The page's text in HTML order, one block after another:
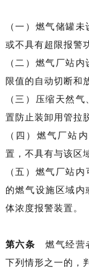
（一）燃气储罐
或不具有超限报警
（二）燃气厂站
限值的自动切断和
（三）压缩天然
置防止装卸用管拉
（四）燃气厂站
置，不具有与该区
（五）燃气厂站
的燃气设施区域
体浓度报警装置。
第六条 燃气经营
下列情形之一的，